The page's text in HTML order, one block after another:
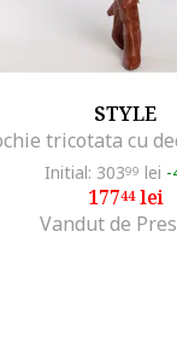
STYLE
Initial: 30399 lei -
17744lei
Vandut de